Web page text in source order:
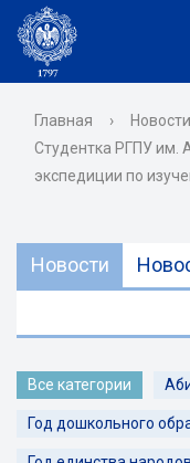
Главная ›
Студентка РГПУ им.
экспедиции по
Новости
Все категории
Год дошкольного